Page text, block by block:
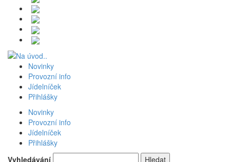
Novinky
Provozní info
Jídelníček
Přihlášky
Novinky
Provozní info
Jídelníček
Přihlášky
Vyhledávání